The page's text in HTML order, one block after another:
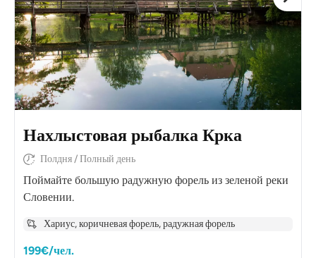
Нахлыстовая рыбалка Крка
Полдня / Полный день
Поймайте большую радужную форель из зеленой реки
Словении.
Хариус, коричневая форель, радужная форель
199€/чел.